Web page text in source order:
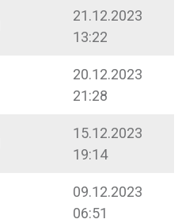
21.12.2023
13:22
20.12.2023
21:28
15.12.2023
19:14
09.12.2023
06:51